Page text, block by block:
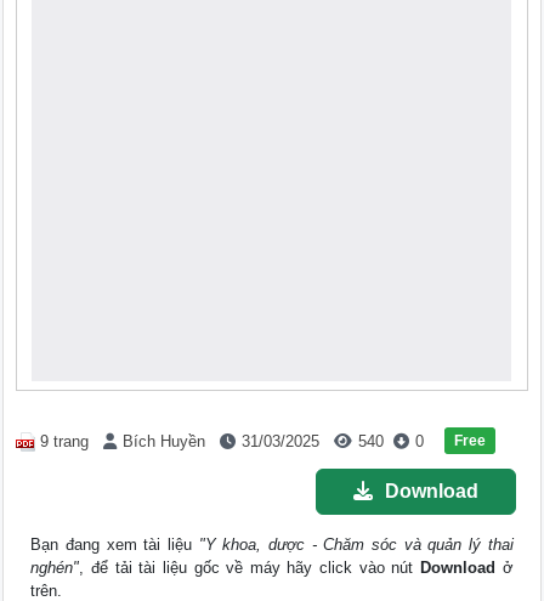
9 trang Bích Huyền 31/03/2025 540 0 Free
Download
Bạn đang xem tài liệu "Y khoa, dược - Chăm sóc và quản lý thai
nghén", để tải tài liệu gốc về máy hãy click vào nút Download ở
trên.